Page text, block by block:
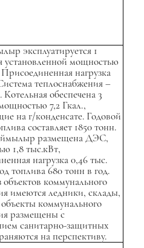
эксплуатируется 1
установленной мощностью
нагрузка
теплоснабжения –
Котельная обеспечена 3
7,2 Гкал.,
на г/конденсате. Годовой
составляет 1850 тонн.
размещена ДЭС,
1,8 тыс.кВт,
нагрузка 0,46 тыс.
топлива 680 тонн в год.
коммунального
имеются ледники, склады,
коммунального
размещены с
санитарно-защитных
на перспективу.